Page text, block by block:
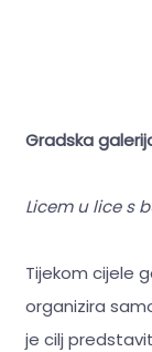
Gradska
Licem u lice s
Tijekom cijele
organizira
je cilj